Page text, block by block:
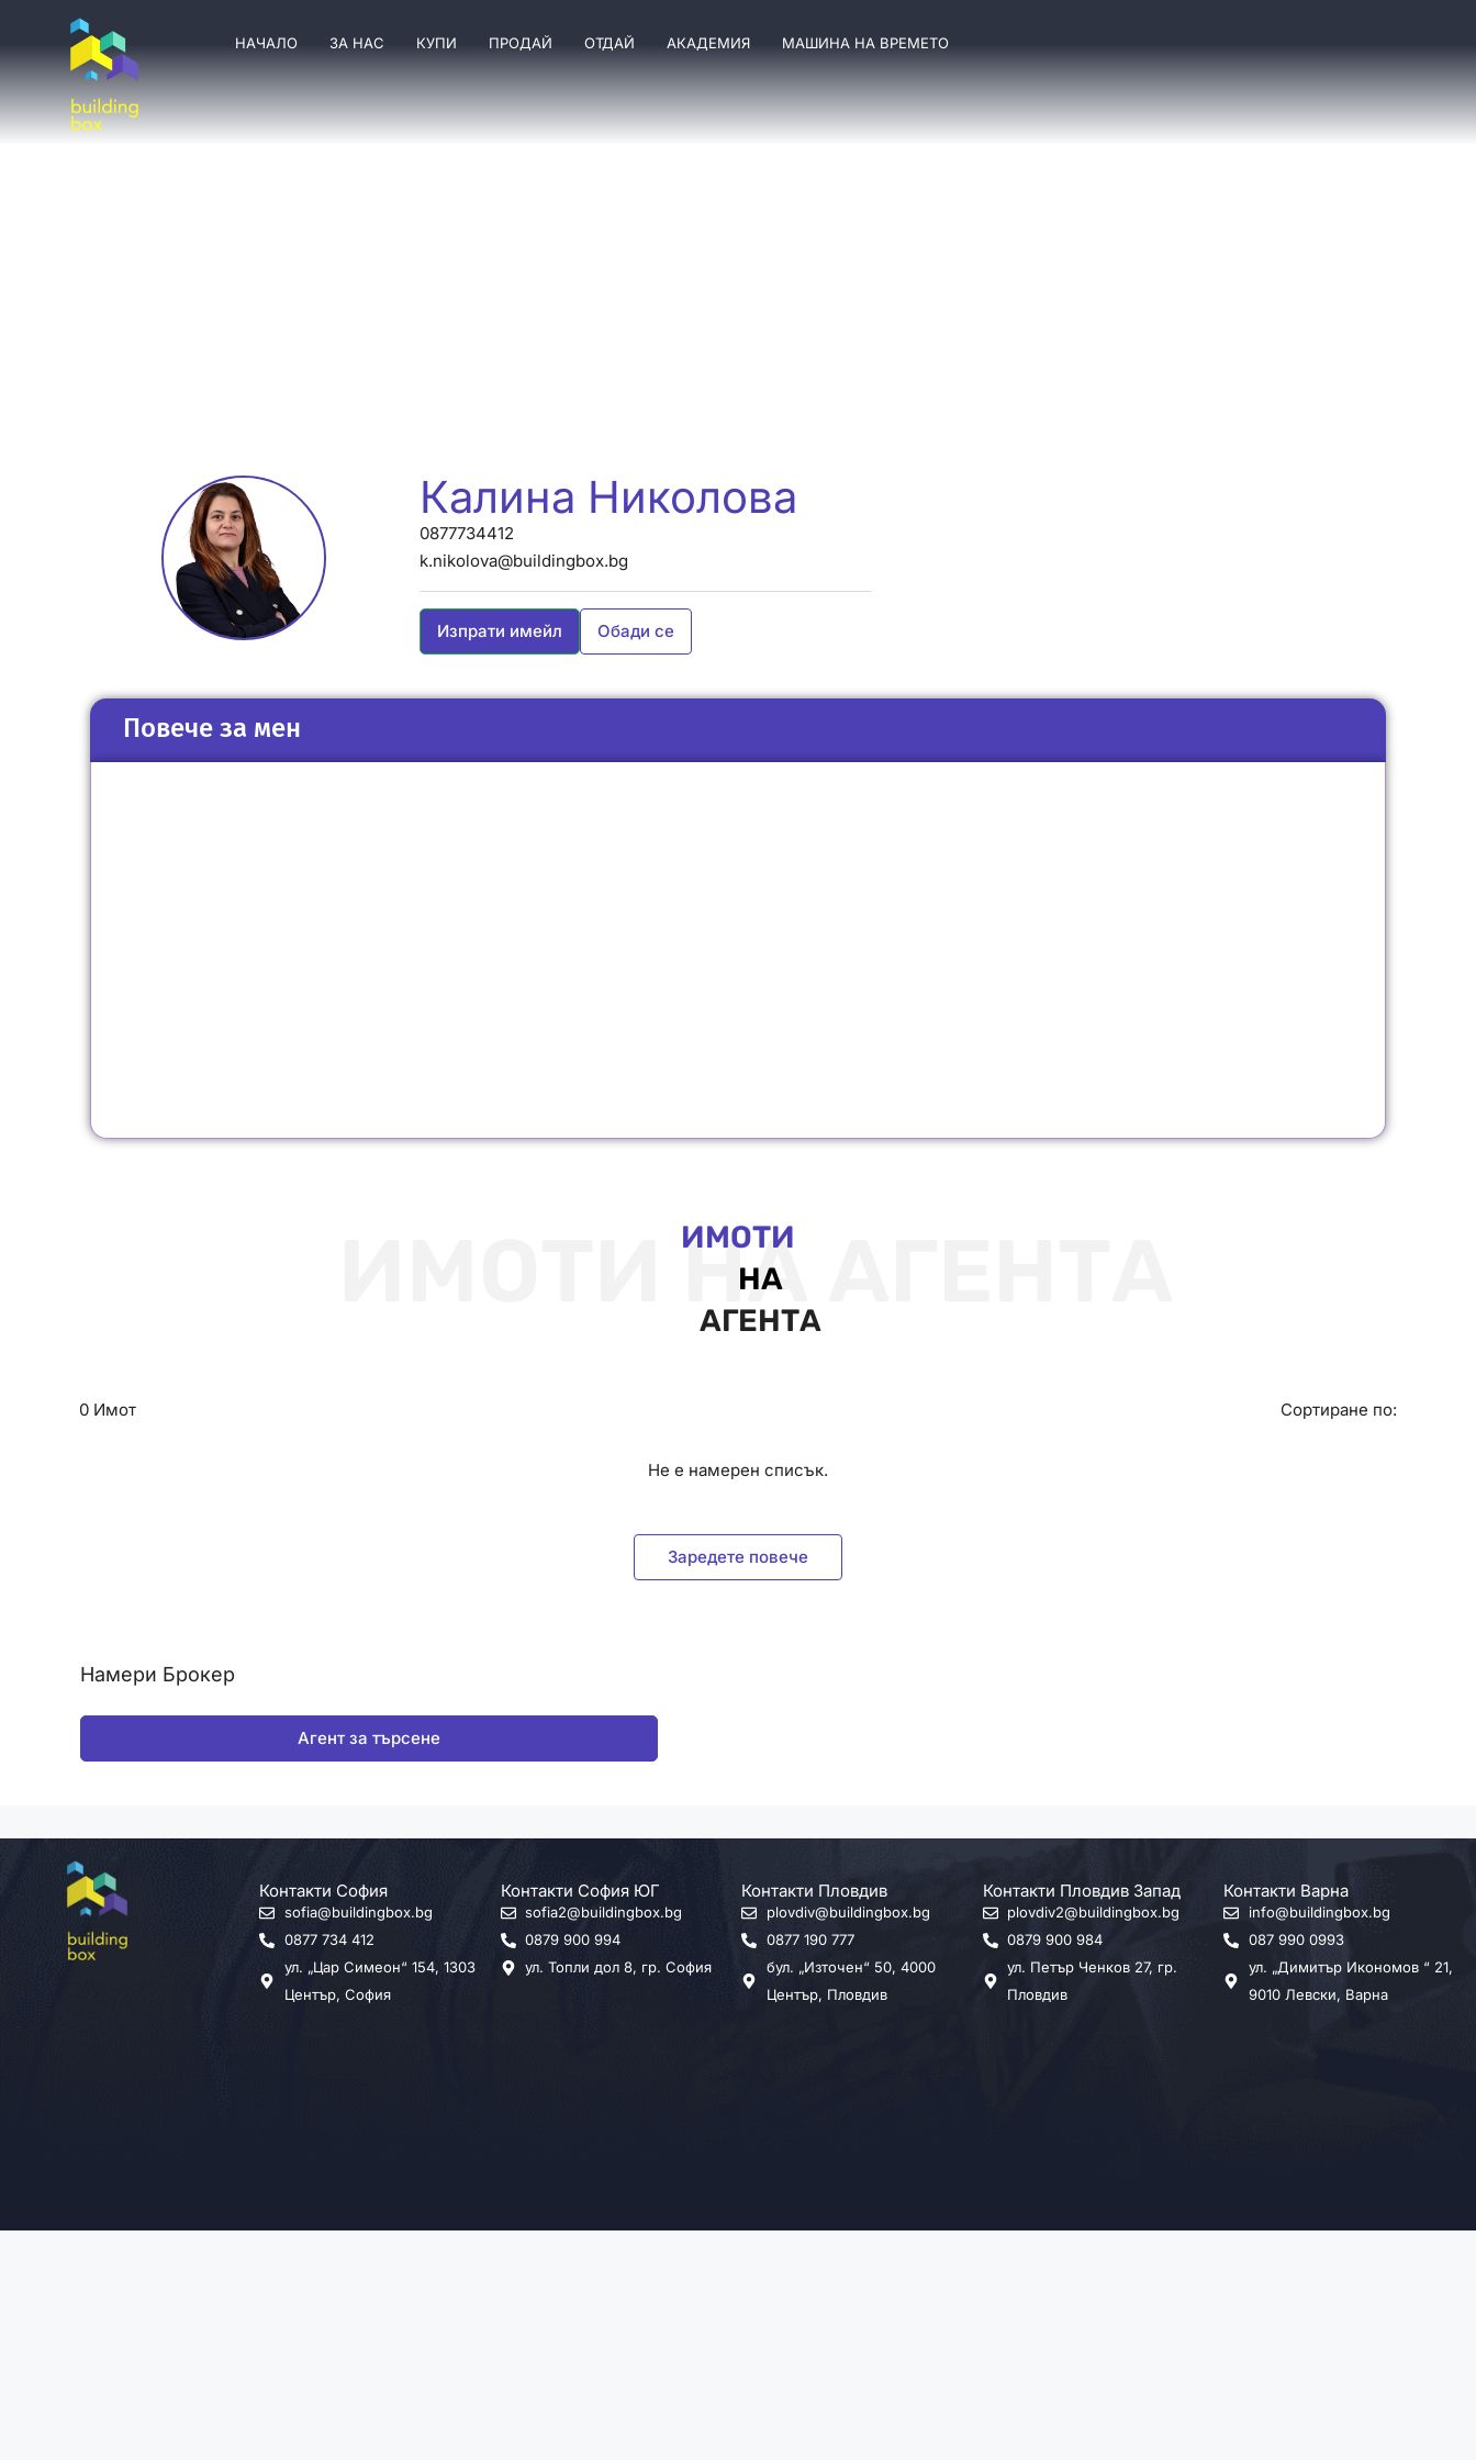
НАЧАЛО ЗА НАС КУПИ ПРОДАЙ ОТДАЙ АКАДЕМИЯ МАШИНА НА ВРЕМЕТО
Калина Николова
0877734412
k.nikolova@buildingbox.bg
Изпрати имейл Обади се
Повече за мен
ИМОТИ НА АГЕНТА
ИМОТИ
НА
АГЕНТА
0 Имот Сортиране по:
Не е намерен списък.
Заредете повече
Намери Брокер
Агент за търсене
Контакти София
sofia@buildingbox.bg
0877 734 412
ул. „Цар Симеон“ 154, 1303
Център, София
Контакти София ЮГ
sofia2@buildingbox.bg
0879 900 994
ул. Топли дол 8, гр. София
Контакти Пловдив
plovdiv@buildingbox.bg
0877 190 777
бул. „Източен“ 50, 4000
Център, Пловдив
Контакти Пловдив Запад
plovdiv2@buildingbox.bg
0879 900 984
ул. Петър Ченков 27, гр.
Пловдив
Контакти Варна
info@buildingbox.bg
087 990 0993
ул. „Димитър Икономов “ 21,
9010 Левски, Варна